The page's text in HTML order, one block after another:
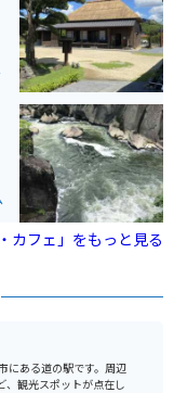
カフェ」をもっと見る
にある道の駅です。周辺
、観光スポットが点在し